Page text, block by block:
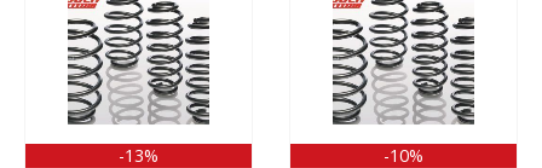
-13% -10%